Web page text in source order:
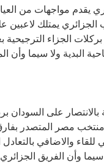
يقدم مواجهات من
يمتلك لاعبين
الجزاء الترجيحية
البدية ولا سيما
بالانتصار على
للقاء والاضافي
سيما وأن الفريق